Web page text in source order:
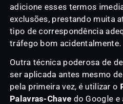
adicione esses termos
exclusões, prestando muita
tipo de correspondência
tráfego bom acidentalmente.
Outra técnica poderosa de
ser aplicada antes mesmo
pela primeira vez, é utilizar o
Palavras-Chave do Google e